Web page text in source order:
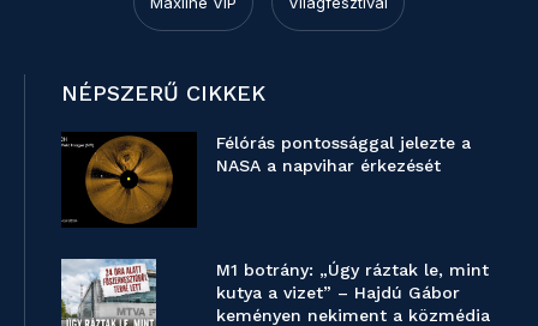
NÉPSZERŰ CIKKEK
Félórás pontossággal jelezte a
NASA a napvihar érkezését
M1 botrány: „Úgy ráztak le, mint
kutya a vizet” – Hajdú Gábor
keményen nekiment a közmédia